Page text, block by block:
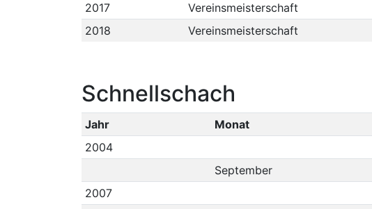
2017
Vereinsmeisterschaft
2018
Vereinsmeisterschaft
Schnellschach
Jahr Monat
2004
September
2007